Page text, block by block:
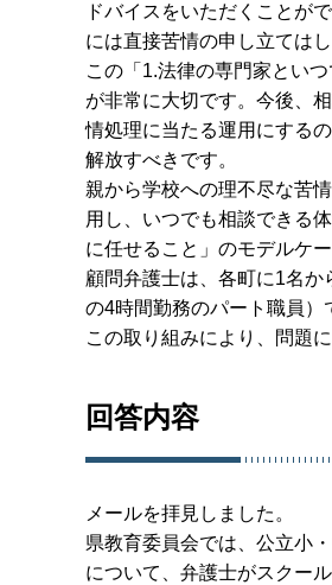
ドバイスをいただくことが
には直接苦情の申し立ては
この「1.法律の専門家とい
が非常に大切です。今後、
情処理に当たる運用にする
解放すべきです。
親から学校への理不尽な苦
用し、いつでも相談できる
に任せること」のモデルケ
顧問弁護士は、各町に1名
の4時間勤務のパート職員）
この取り組みにより、問題
回答内容
メールを拝見しました。
県教育委員会では、公立小
について、弁護士がスクー